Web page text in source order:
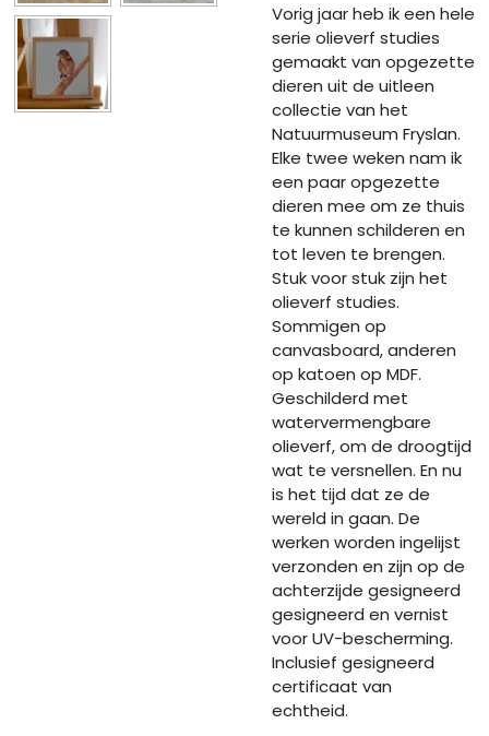
Vorig jaar heb ik een hele
serie olieverf studies
gemaakt van opgezette
dieren uit de uitleen
collectie van het
Natuurmuseum Fryslan.
Elke twee weken nam ik
een paar opgezette
dieren mee om ze thuis
te kunnen schilderen en
tot leven te brengen.
Stuk voor stuk zijn het
olieverf studies.
Sommigen op
canvasboard, anderen
op katoen op MDF.
Geschilderd met
watervermengbare
olieverf, om de droogtijd
wat te versnellen. En nu
is het tijd dat ze de
wereld in gaan. De
werken worden ingelijst
verzonden en zijn op de
achterzijde gesigneerd
gesigneerd en vernist
voor UV-bescherming.
Inclusief gesigneerd
certificaat van
echtheid.